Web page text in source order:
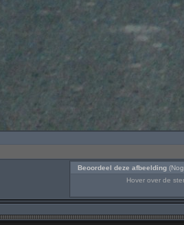
Beoordeel deze afbeelding
Hover over de